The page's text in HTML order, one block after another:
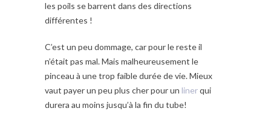
les poils se barrent dans des directions
différentes !
C’est un peu dommage, car pour le reste il
n’était pas mal. Mais malheureusement le
pinceau à une trop faible durée de vie. Mieux
vaut payer un peu plus cher pour un linerqui
durera au moins jusqu’à la fin du tube!